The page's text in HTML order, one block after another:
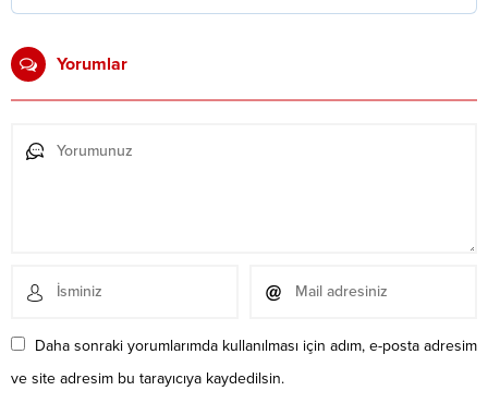
Yorumlar
Daha sonraki yorumlarımda kullanılması için adım, e-posta adresim
ve site adresim bu tarayıcıya kaydedilsin.